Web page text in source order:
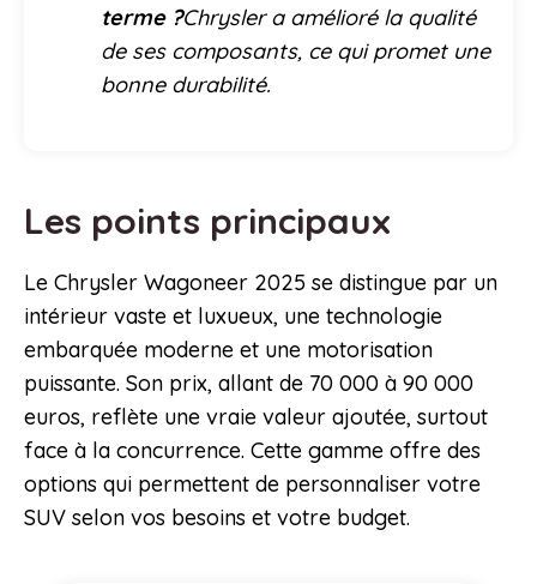
terme ?Chrysler a amélioré la qualité
de ses composants, ce qui promet une
bonne durabilité.
Les points principaux
Le Chrysler Wagoneer 2025 se distingue par un
intérieur vaste et luxueux, une technologie
embarquée moderne et une motorisation
puissante. Son prix, allant de 70 000 à 90 000
euros, reflète une vraie valeur ajoutée, surtout
face à la concurrence. Cette gamme offre des
options qui permettent de personnaliser votre
SUV selon vos besoins et votre budget.